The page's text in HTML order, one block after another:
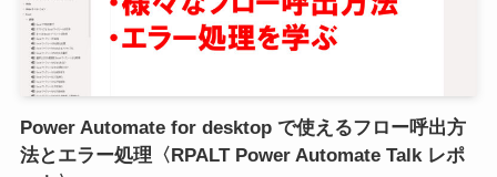
Power Automate for desktop で使えるフロー呼出方
法とエラー処理〈RPALT Power Automate Talk レポ